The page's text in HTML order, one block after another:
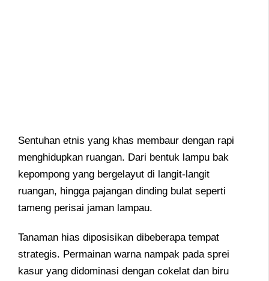
Sentuhan etnis yang khas membaur dengan rapi
menghidupkan ruangan. Dari bentuk lampu bak
kepompong yang bergelayut di langit-langit
ruangan, hingga pajangan dinding bulat seperti
tameng perisai jaman lampau.
Tanaman hias diposisikan dibeberapa tempat
strategis. Permainan warna nampak pada sprei
kasur yang didominasi dengan cokelat dan biru